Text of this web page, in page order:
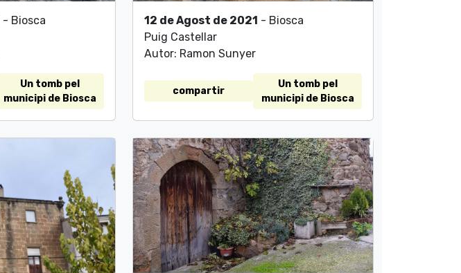
- Biosca
Un tomb pel
municipi de Biosca
12 de Agost de 2021 - Biosca
Puig Castellar
Autor: Ramon Sunyer
compartir
Un tomb pel
municipi de Biosca